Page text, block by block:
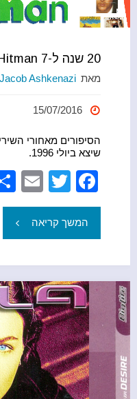
Do
for
20 שנה ל-Hitman 7
מאת Jacob Ashkenazi
15/07/2016
הסיפורים מאחורי
שיצא ביולי 1996.
F
a
c
e
b
o
o
k
T
wi
tt
er
E
m
ail
המשך קריאה "20
ל-
Hitman
7"